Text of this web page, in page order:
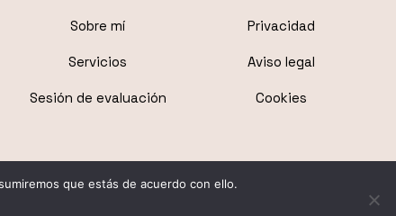
Sobre mí
Servicios
Sesión de evaluación
Privacidad
Aviso legal
Cookies
que estás de acuerdo con ello.